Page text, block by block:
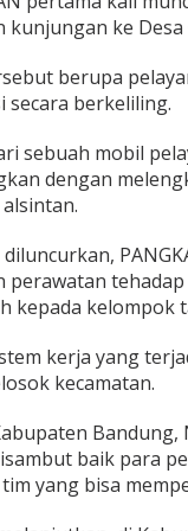
i
n
kunjungan ke Desa
berupa
secara berkeliling.
sebuah mobil
dengan
diluncurkan,
perawatan
kepada kelompok
kerja yang
kecamatan.
baik para
yang bisa